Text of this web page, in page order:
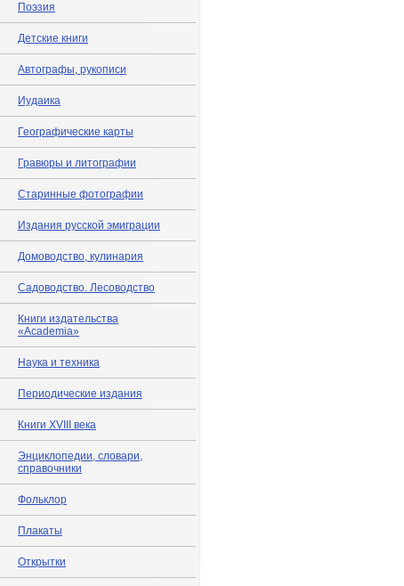
Поэзия
Детские книги
Автографы, рукописи
Иудаика
Географические карты
Гравюры и литографии
Старинные фотографии
Издания русской эмиграции
Домоводство, кулинария
Садоводство. Лесоводство
Книги издательства
«Academia»
Наука и техника
Периодические издания
Книги XVIII века
Энциклопедии, словари,
справочники
Фольклор
Плакаты
Открытки